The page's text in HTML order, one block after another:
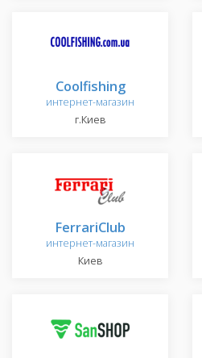
Coolfishing
интернет-магазин
г.Киев
FerrariClub
интернет-магазин
Киев